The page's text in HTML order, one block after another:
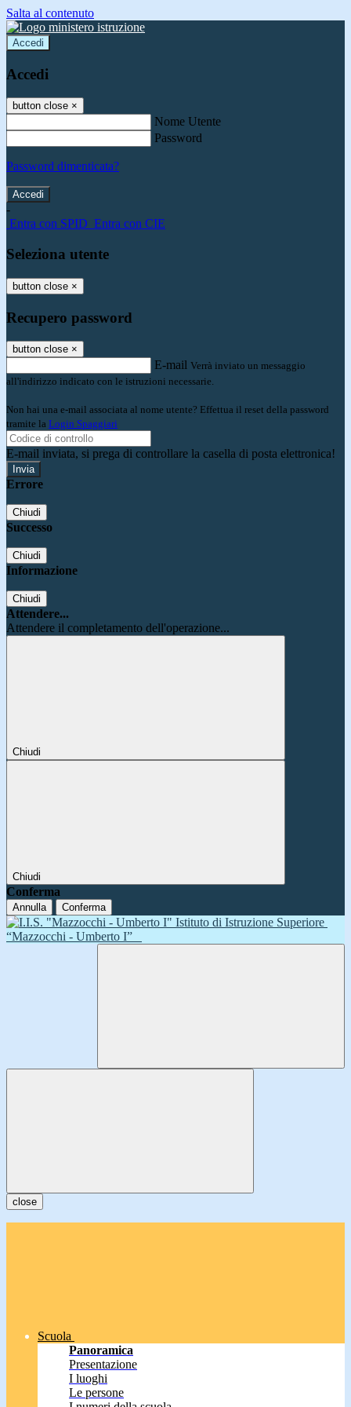
Salta al contenuto
Accedi
Accedi
button close ×
Nome Utente
Password
Password dimenticata?
-
Entra con SPID Entra con CIE
Seleziona utente
button close ×
Recupero password
button close ×
E-mail Verrà inviato un messaggio
all'indirizzo indicato con le istruzioni necessarie.
Non hai una e-mail associata al nome utente? Effettua il reset della password
tramite la Login Spaggiari
E-mail inviata, si prega di controllare la casella di posta elettronica!
Errore
Chiudi
Successo
Chiudi
Informazione
Chiudi
Attendere...
Attendere il completamento dell'operazione...
Chiudi
Chiudi
Conferma
Annulla Conferma
Istituto di Istruzione Superiore
“Mazzocchi - Umberto I”
close
Scuola
Panoramica
Presentazione
I luoghi
Le persone